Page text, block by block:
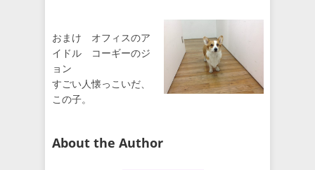
おまけ オフィスのア
イドル コーギーのジ
ョン
すごい人懐っこいだ、
この子。
About the Author